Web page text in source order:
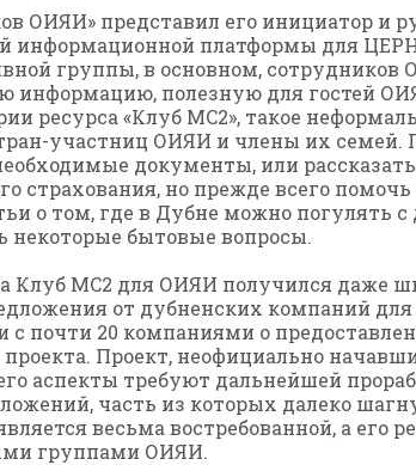
ОИЯИ» представил его инициатор и
информационной платформы для
группы, в основном, сотрудников
информацию, полезную для гостей
ресурса «Клуб MC2», такое
участниц ОИЯИ и члены их семей.
документы, или
страхования, но прежде всего
о том, где в Дубне можно погулять
некоторые бытовые вопросы.
Клуб MC2 для ОИЯИ получился даже
от дубненских компаний
почти 20 компаниями о
Проект, неофициально
аспекты требуют дальнейшей
часть из которых далеко
весьма востребованной, а его
группами ОИЯИ.